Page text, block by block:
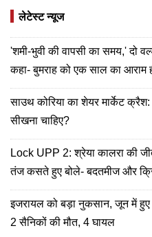
लेटेस्ट न्यूज
'शमी-भुवी की वापसी का समय,' दो
कहा- बुमराह को एक साल का आराम
साउथ कोरिया का शेयर मार्केट
सीखना चाहिए?
Lock UPP 2: श्रेया कालरा की
तंज कसते हुए बोले- बदतमीज और
इजरायल को बड़ा नुकसान, जून में हुए
2 सैनिकों की मौत, 4 घायल